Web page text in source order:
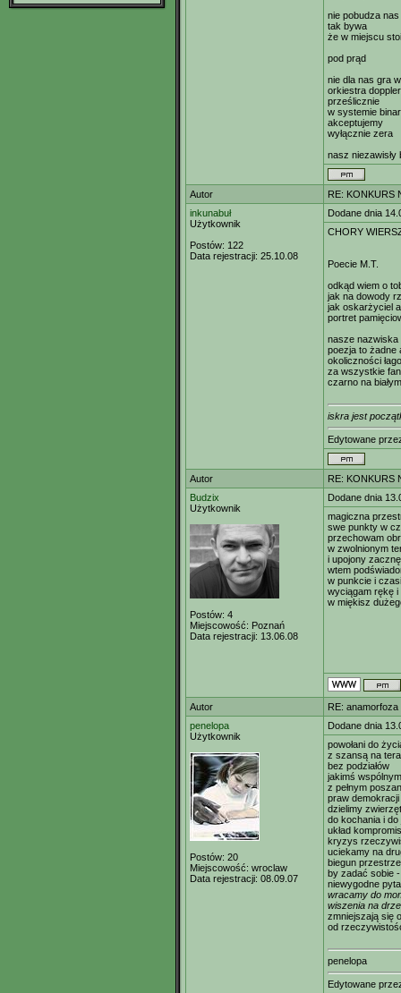
nie pobudza
tak bywa
że w miejscu
pod prąd
nie dla nas gra
orkiestra
prześlicznie
w systemie
akceptujemy
wyłącznie zera
nasz niezawisły
Autor
RE: KONKURS
inkunabuł
Użytkownik
Postów: 122
Data rejestracji: 25.10.08
Dodane dnia
CHORY
Poecie M.T.
odkąd wiem o
jak na dowody
jak oskarżyciel
portret
nasze nazwiska
poezja to żadne
okoliczności
za wszystkie
czarno na
iskra jest
Edytowane
Autor
RE: KONKURS
Budzix
Użytkownik
Postów: 4
Miejscowość: Poznań
Data rejestracji: 13.06.08
Dodane dnia
magiczna
swe punkty w
przechowam
w zwolnionym
i upojony
wtem
w punkcie i
wyciągam rękę
w miękisz
Autor
RE: anamorfoza
penelopa
Użytkownik
Postów: 20
Miejscowość: wroclaw
Data rejestracji: 08.09.07
Dodane dnia
powołani do
z szansą na
bez podziałów
jakimś
z pełnym
praw demokracji
dzielimy
do kochania i do
układ kompromis
kryzys
uciekamy na
biegun
by zadać sobie
niewygodne
wracamy do
wiszenia na
zmniejszają się
od
penelopa
Edytowane